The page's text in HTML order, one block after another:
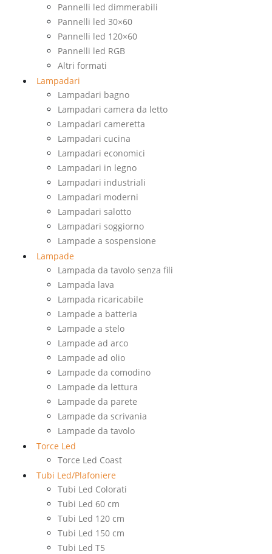
Pannelli led dimmerabili
Pannelli led 30×60
Pannelli led 120×60
Pannelli led RGB
Altri formati
Lampadari
Lampadari bagno
Lampadari camera da letto
Lampadari cameretta
Lampadari cucina
Lampadari economici
Lampadari in legno
Lampadari industriali
Lampadari moderni
Lampadari salotto
Lampadari soggiorno
Lampade a sospensione
Lampade
Lampada da tavolo senza fili
Lampada lava
Lampada ricaricabile
Lampade a batteria
Lampade a stelo
Lampade ad arco
Lampade ad olio
Lampade da comodino
Lampade da lettura
Lampade da parete
Lampade da scrivania
Lampade da tavolo
Torce Led
Torce Led Coast
Tubi Led/Plafoniere
Tubi Led Colorati
Tubi Led 60 cm
Tubi Led 120 cm
Tubi Led 150 cm
Tubi Led T5